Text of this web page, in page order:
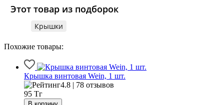
Этот товар из подборок
Крышки
Похожие товары:
Крышка винтовая Wein, 1 шт.
4.8 | 78 отзывов
95 Тг